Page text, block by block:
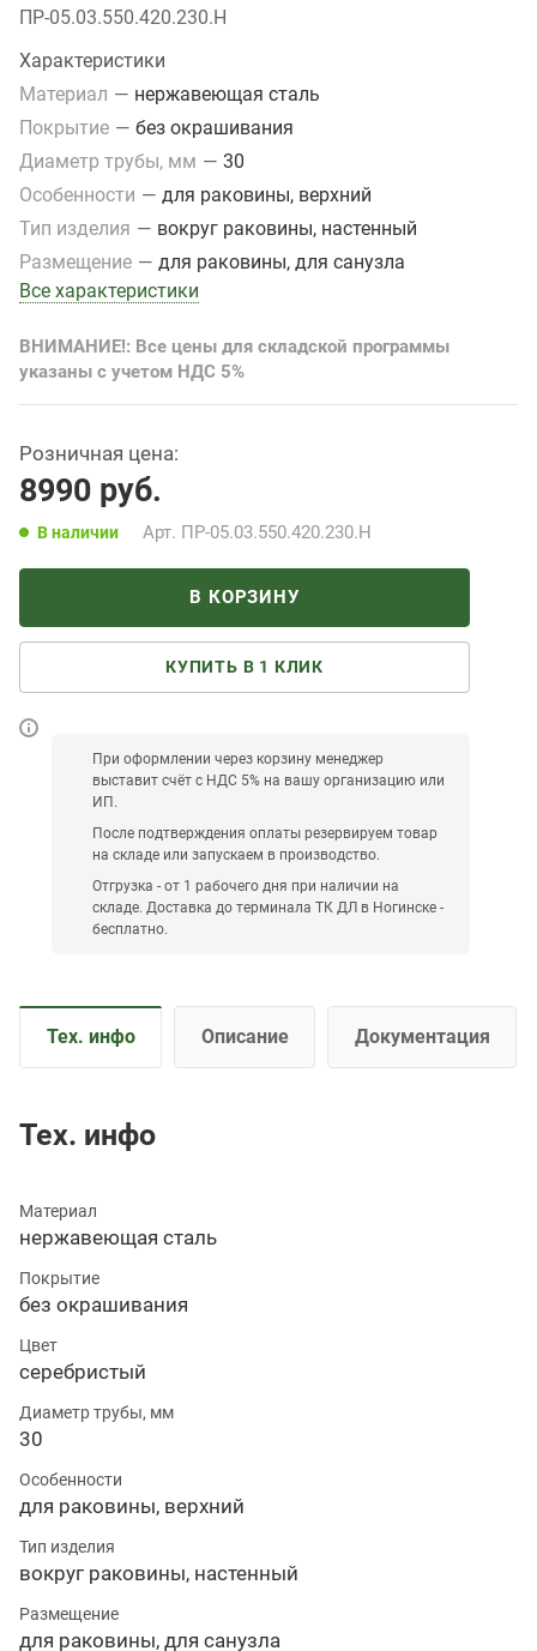
ПР-05.03.550.420.230.Н
Характеристики
Материал — нержавеющая сталь
Покрытие — без окрашивания
Диаметр трубы, мм — 30
Особенности — для раковины, верхний
Тип изделия — вокруг раковины, настенный
Размещение — для раковины, для санузла
Все характеристики
ВНИМАНИЕ!: Все цены для складской программы
указаны с учетом НДС 5%
Розничная цена:
8990 руб.
В наличии Арт. ПР-05.03.550.420.230.Н
В КОРЗИНУ
КУПИТЬ В 1 КЛИК
При оформлении через корзину менеджер
выставит счёт с НДС 5% на вашу организацию или
ИП.
После подтверждения оплаты резервируем товар
на складе или запускаем в производство.
Отгрузка - от 1 рабочего дня при наличии на
складе. Доставка до терминала ТК ДЛ в Ногинске -
бесплатно.
Тех. инфо Описание Документация
Тех. инфо
Материал
нержавеющая сталь
Покрытие
без окрашивания
Цвет
серебристый
Диаметр трубы, мм
30
Особенности
для раковины, верхний
Тип изделия
вокруг раковины, настенный
Размещение
для раковины, для санузла